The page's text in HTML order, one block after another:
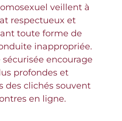
veillent à
respectueux et
toute forme de
inappropriée.
encourage
profondes et
des clichés souvent
en ligne.